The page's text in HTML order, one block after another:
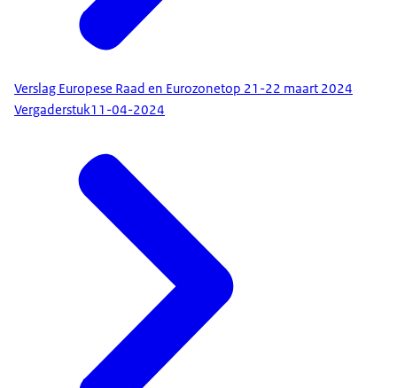
Verslag Europese Raad en Eurozonetop 21-22 maart 2024
Vergaderstuk11-04-2024